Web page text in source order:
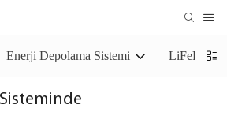
Enerji Depolama Sistemi LiFePO4